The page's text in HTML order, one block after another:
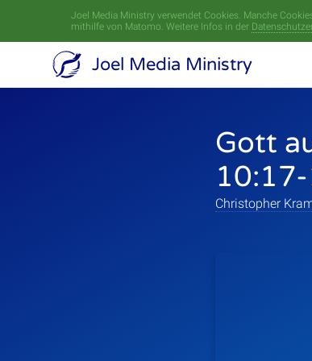
Joel Media Ministry verwendet Cookies. Manche
mithilfe von Matomo. Weitere Infos in der
Joel Media Ministry
Gott
Christopher